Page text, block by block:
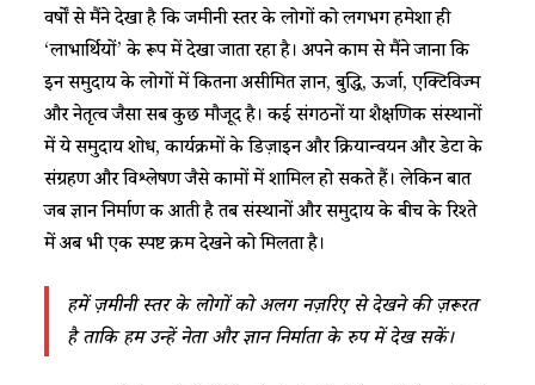
वर्षों से मैंने देखा है कि जमीनी स्तर के लोगों को लगभग हमेशा ही
‘लाभार्थियों’ के रूप में देखा जाता रहा है। अपने काम से मैंने जाना कि
इन समुदाय के लोगों में कितना असीमित ज्ञान, बुद्धि, ऊर्जा, एक्टिविज्म
और नेतृत्व जैसा सब कुछ मौजूद है। कई संगठनों या शैक्षणिक संस्थानों
में ये समुदाय शोध, कार्यक्रमों के डिज़ाइन और क्रियान्वयन और डेटा के
संग्रहण और विश्लेषण जैसे कामों में शामिल हो सकते हैं। लेकिन बात
जब ज्ञान निर्माण की आती है तब संस्थानों और समुदाय के बीच के रिश्ते
में अब भी एक स्पष्ट क्रम देखने को मिलता है।
हमें ज़मीनी स्तर के लोगों को अलग नज़रिए से देखने की ज़रूरत
है ताकि हम उन्हें नेता और ज्ञान निर्माता के रुप में देख सकें।